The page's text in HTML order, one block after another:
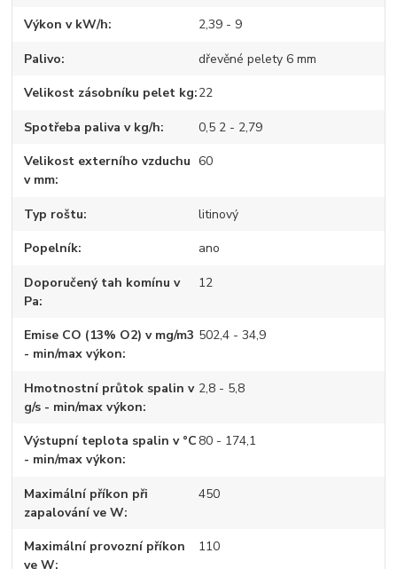
Výkon v kW/h 2,39 - 9
Palivo dřevěné pelety 6 mm
Velikost zásobníku pelet kg 22
Spotřeba paliva v kg/h 0,5 2 - 2,79
Velikost externího vzduchu
v mm
60
Typ roštu litinový
Popelník ano
Doporučený tah komínu v
Pa
12
Emise CO (13% O2) v mg/m3
- min/max výkon
502,4 - 34,9
Hmotnostní průtok spalin v
g/s - min/max výkon
2,8 - 5,8
Výstupní teplota spalin v °C
- min/max výkon
80 - 174,1
Maximální příkon při
zapalování ve W
450
Maximální provozní příkon
ve W
110